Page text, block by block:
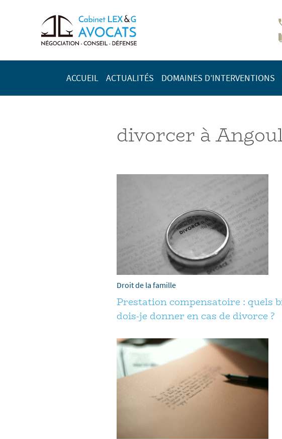
ACCUEIL ACTUALITÉS DOMAINES D’INTERVENTIONS
divorcer à
Droit de la famille
Prestation compensatoire : quels
dois-je donner en cas de divorce ?